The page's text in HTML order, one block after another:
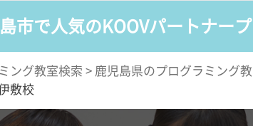
市で人気のKOOVパートナー
ング教室検索 > 鹿児島県のプログラミング
敷校